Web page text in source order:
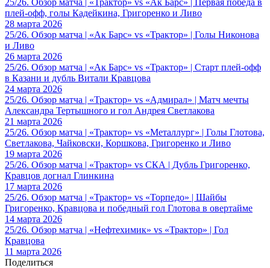
плей-офф, голы Кадейкина, Григоренко и Ливо
28 марта 2026
25/26. Обзор матча | «Ак Барс» vs «Трактор» | Голы Никонова
и Ливо
26 марта 2026
25/26. Обзор матча | «Ак Барс» vs «Трактор» | Старт плей-офф
в Казани и дубль Витали Кравцова
24 марта 2026
25/26. Обзор матча | «Трактор» vs «Адмирал» | Матч мечты
Александра Тертышного и гол Андрея Светлакова
21 марта 2026
25/26. Обзор матча | «Трактор» vs «Металлург» | Голы Глотова,
Светлакова, Чайковски, Коршкова, Григоренко и Ливо
19 марта 2026
25/26. Обзор матча | «Трактор» vs СКА | Дубль Григоренко,
Кравцов догнал Глинкина
17 марта 2026
25/26. Обзор матча | «Трактор» vs «Торпедо» | Шайбы
Григоренко, Кравцова и победный гол Глотова в овертайме
14 марта 2026
25/26. Обзор матча | «Нефтехимик» vs «Трактор» | Гол
Кравцова
11 марта 2026
Поделиться